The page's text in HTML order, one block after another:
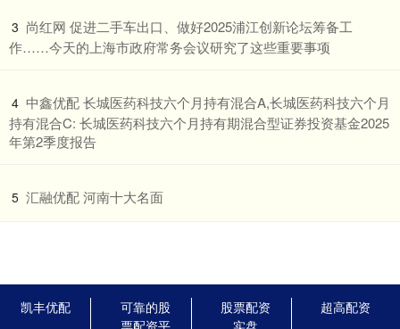
3 ​尚红网 促进二手车出口、做好2025浦江创新论坛筹备工
作……今天的上海市政府常务会议研究了这些重要事项
4 ​中鑫优配 长城医药科技六个月持有混合A,长城医药科技六个月
持有混合C: 长城医药科技六个月持有期混合型证券投资基金2025
年第2季度报告
5 ​汇融优配 河南十大名面
凯丰优配
可靠的股
股票配资
超高配资